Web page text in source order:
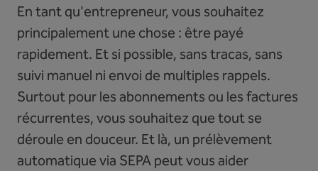
En tant qu'entrepreneur, vous souhaitez
principalement une chose : être payé
rapidement. Et si possible, sans tracas, sans
suivi manuel ni envoi de multiples rappels.
Surtout pour les abonnements ou les factures
récurrentes, vous souhaitez que tout se
déroule en douceur. Et là, un prélèvement
automatique via SEPA peut vous aider